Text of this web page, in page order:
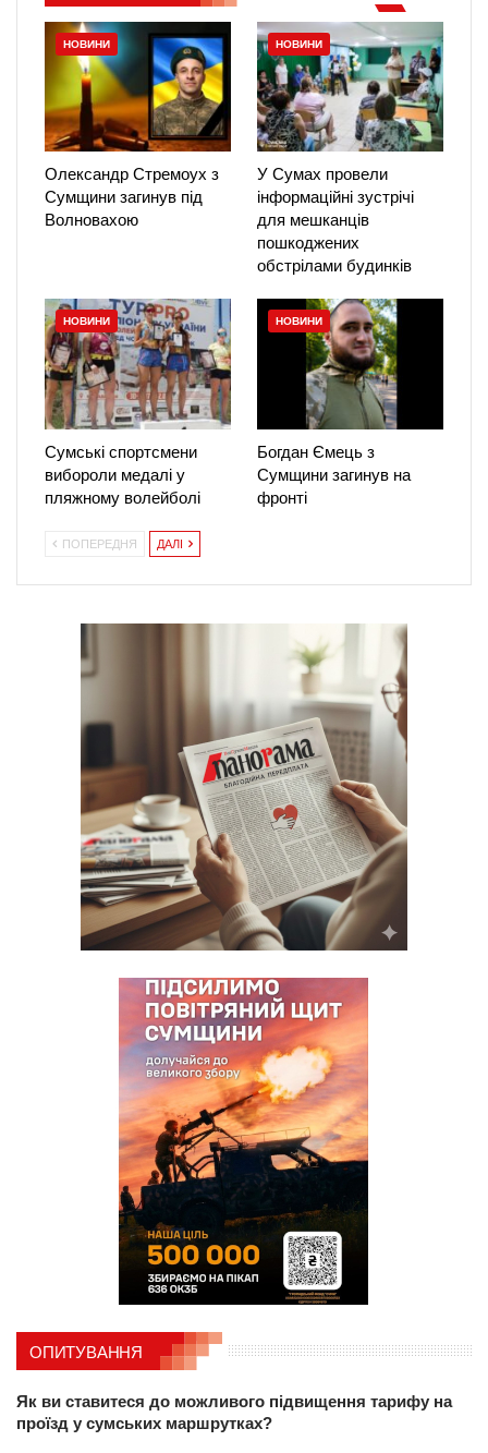
НОВИНИ
Олександр Стремоух з
Сумщини загинув під
Волновахою
НОВИНИ
У Сумах провели
інформаційні зустрічі
для мешканців
пошкоджених
обстрілами будинків
НОВИНИ
Сумські спортсмени
вибороли медалі у
пляжному волейболі
НОВИНИ
Богдан Ємець з
Сумщини загинув на
фронті
ПОПЕРЕДНЯ ДАЛІ
ОПИТУВАННЯ
Як ви ставитеся до можливого підвищення тарифу на
проїзд у сумських маршрутках?